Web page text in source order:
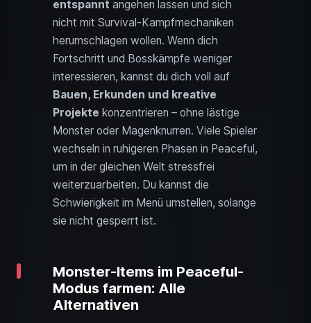
entspannt angehen lassen und sich
nicht mit Survival-Kampfmechaniken
herumschlagen wollen. Wenn dich
Fortschritt und Bosskämpfe weniger
interessieren, kannst du dich voll auf
Bauen, Erkunden und kreative
Projekte konzentrieren – ohne lästige
Monster oder Magenknurren. Viele Spieler
wechseln in ruhigeren Phasen in Peaceful,
um in der gleichen Welt stressfrei
weiterzuarbeiten. Du kannst die
Schwierigkeit im Menü umstellen, solange
sie nicht gesperrt ist.
Monster-Items im Peaceful-
Modus farmen: Alle
Alternativen